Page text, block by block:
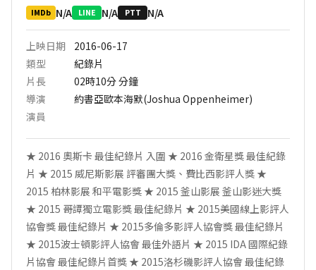
IMDb N/A LINE N/A PTT N/A
上映日期
2016-06-17
類型
紀錄片
片長
02時10分分鐘
導演
約書亞歐本海默(Joshua Oppenheimer)
演員
★ ‪‎2016 奧斯卡 最佳紀錄片 入圍‬‬‬‬‬ ★ 2016 金衛星獎 最佳紀錄
片 ★ ‪‎2015 威尼斯影展‬ 評審團大獎、費比西影評人獎‬‬‬‬‬ ★
‎2015 柏林影展‬ 和平電影獎 ★ ‪‎2015 釜山影展‬ 釜山影迷大獎‬‬‬‬‬
★ ‪‎2015 哥譚獨立電影獎‬ 最佳紀錄片‬‬‬‬‬ ★ 2015美國線上影評人
協會獎 最佳紀錄片 ★ 2015多倫多影評人協會獎 最佳紀錄片
★ ‪‎2015波士頓影評人協會‬ 最佳外語片‬‬‬‬‬ ★ ‪‎2015 IDA‬ ‪‎國際紀錄
片協會‬ 最佳紀錄片首獎‬‬‬‬‬‬‬‬‬‬ ★ ‪‎2015洛杉磯影評人協會‬ 最佳紀錄